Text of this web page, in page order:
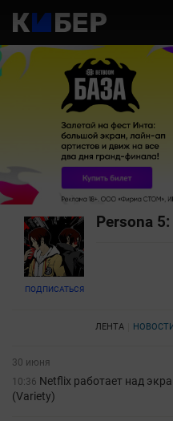
ПОДПИСАТЬСЯ
Persona
ЛЕНТА
30 июня
10:36 Netflix работает над
(Variety)